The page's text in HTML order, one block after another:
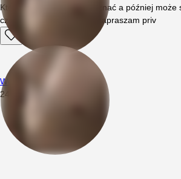
Któraś Pani chętna się poznać a później może
czas? Jesli jesteś chętna zapraszam priv
Wojciech94
24.02.2026